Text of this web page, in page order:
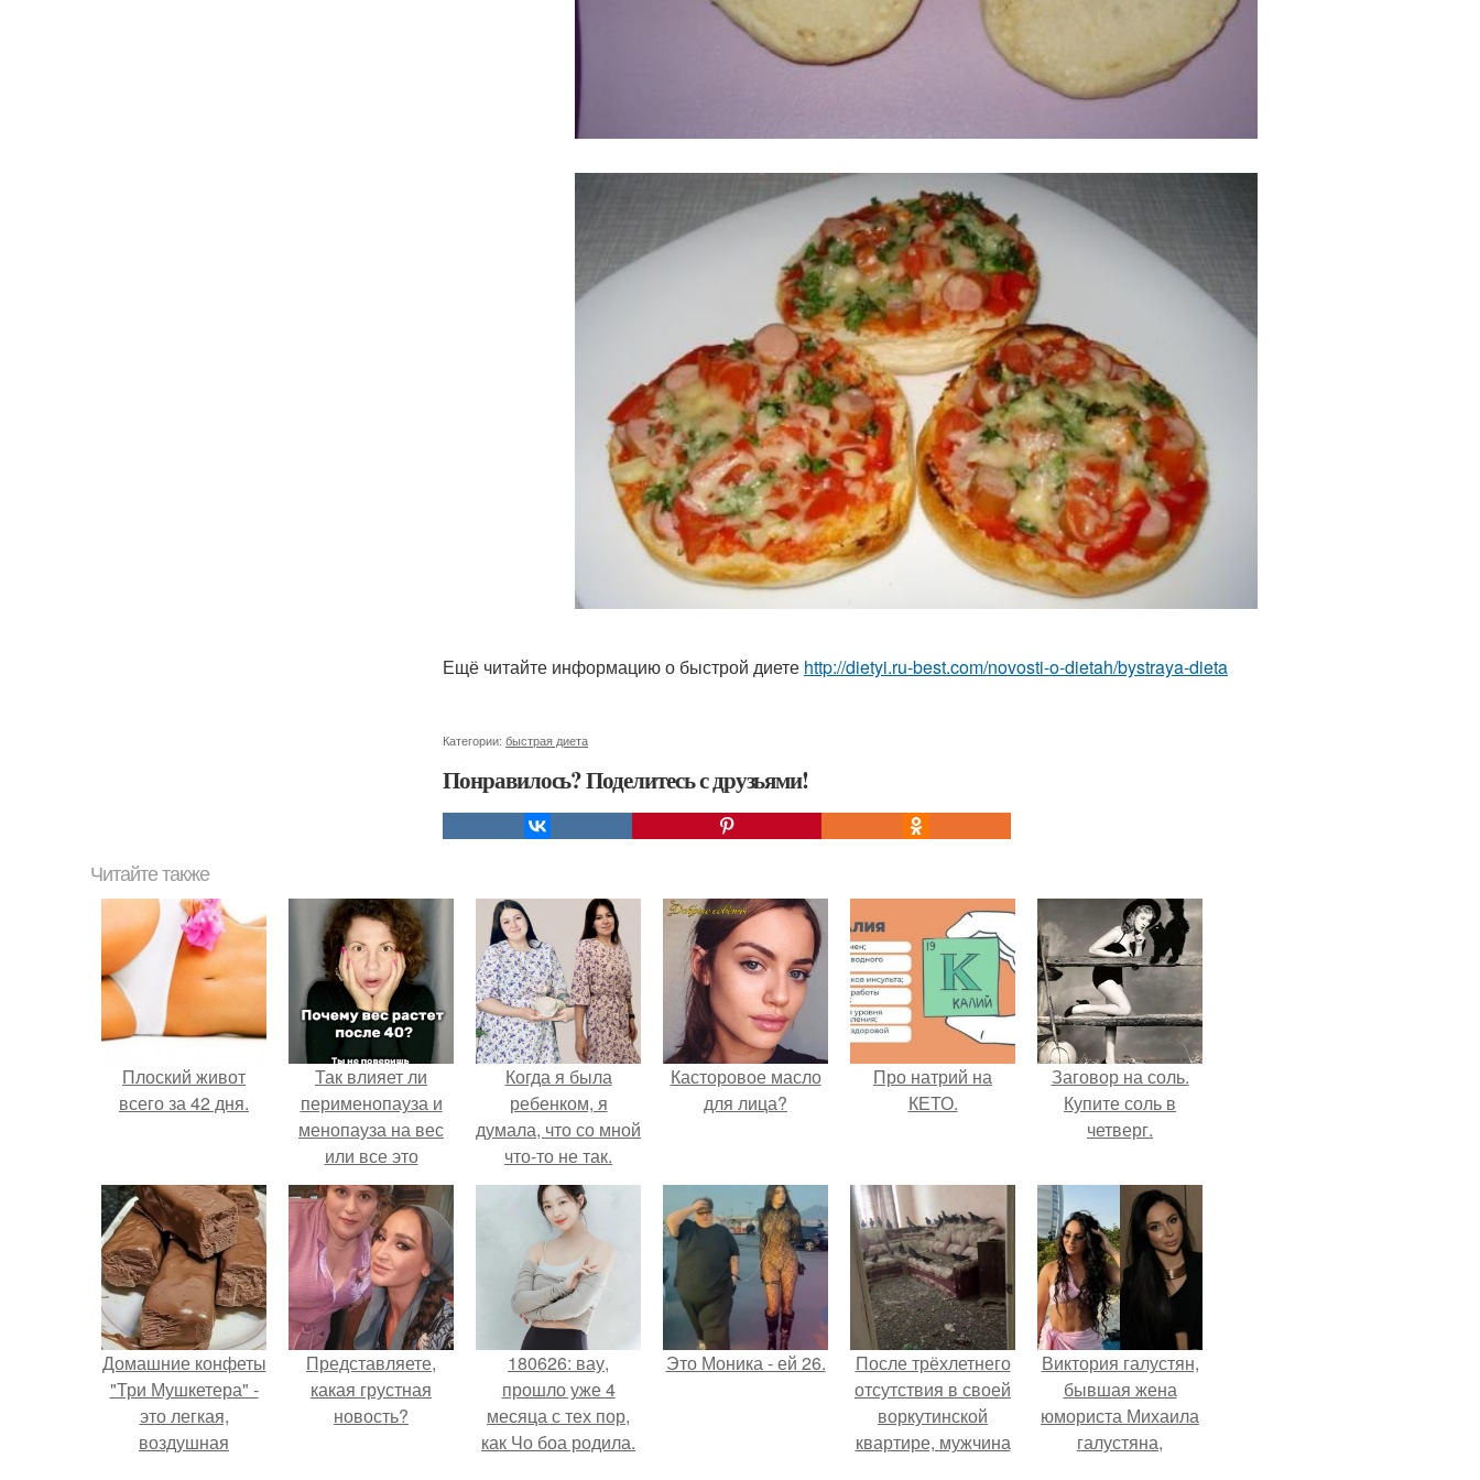
Ещё читайте информацию о быстрой диете http://dietyi.ru-best.com/novosti-o-dietah/bystraya-dieta
Категории: быстрая диета
Понравилось? Поделитесь с друзьями!
Читайте также
Плоский живот
всего за 42 дня.
Так влияет ли
перименопауза и
менопауза на вес
или все это
ерунда?
Когда я была
ребенком, я
думала, что со мной
что-то не так.
Касторовое масло
для лица?
Про натрий на
КЕТО.
Заговор на соль.
Купите соль в
четверг.
Домашние конфеты
"Три Мушкетера" -
это легкая,
воздушная
Представляете,
какая грустная
новость?
180626: вау,
прошло уже 4
месяца с тех пор,
как Чо боа родила.
Это Моника - ей 26.
После трёхлетнего
отсутствия в своей
воркутинской
квартире, мужчина
Виктория галустян,
бывшая жена
юмориста Михаила
галустяна,